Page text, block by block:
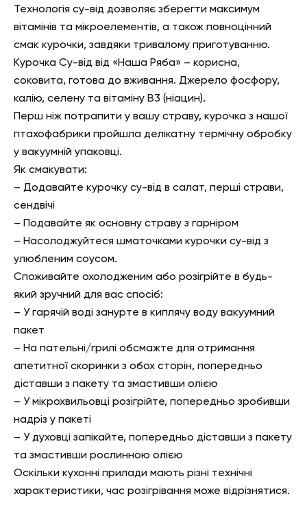
Технологія су-від дозволяє зберегти максимум
вітамінів та мікроелементів, а також повноцінний
смак курочки, завдяки тривалому приготуванню.
Курочка Су-від від «Наша Ряба» – корисна,
соковита, готова до вживання. Джерело фосфору,
калію, селену та вітаміну В3 (ніацин).
Перш ніж потрапити у вашу страву, курочка з нашої
птахофабрики пройшла делікатну термічну обробку
у вакуумній упаковці.
Як смакувати:
– Додавайте курочку су-від в салат, перші страви,
сендвічі
– Подавайте як основну страву з гарніром
– Насолоджуйтеся шматочками курочки су-від з
улюбленим соусом.
Споживайте охолодженим або розігрійте в будь-
який зручний для вас спосіб:
– У гарячій воді занурте в киплячу воду вакуумний
пакет
– На пательні/грилі обсмажте для отримання
апетитної скоринки з обох сторін, попередньо
діставши з пакету та змастивши олією
– У мікрохвильовці розігрійте, попередньо зробивши
надріз у пакеті
– У духовці запікайте, попередньо діставши з пакету
та змастивши рослинною олією
Оскільки кухонні прилади мають різні технічні
характеристики, час розігрівання може відрізнятися.